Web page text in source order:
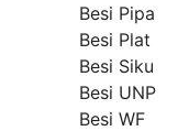
Besi Pipa
Besi Plat
Besi Siku
Besi UNP
Besi WF